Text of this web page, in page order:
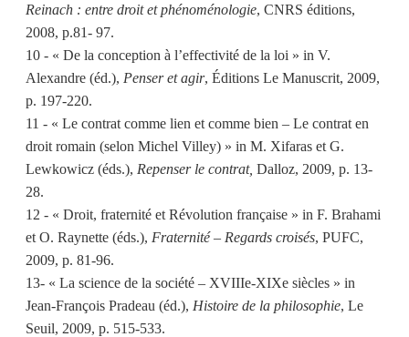
Reinach : entre droit et phénoménologie, CNRS éditions,
2008, p.81- 97.
10 - « De la conception à l’effectivité de la loi » in V.
Alexandre (éd.), Penser et agir, Éditions Le Manuscrit, 2009,
p. 197-220.
11 - « Le contrat comme lien et comme bien – Le contrat en
droit romain (selon Michel Villey) » in M. Xifaras et G.
Lewkowicz (éds.), Repenser le contrat, Dalloz, 2009, p. 13-
28.
12 - « Droit, fraternité et Révolution française » in F. Brahami
et O. Raynette (éds.), Fraternité – Regards croisés, PUFC,
2009, p. 81-96.
13- « La science de la société – XVIIIe-XIXe siècles » in
Jean-François Pradeau (éd.), Histoire de la philosophie, Le
Seuil, 2009, p. 515-533.